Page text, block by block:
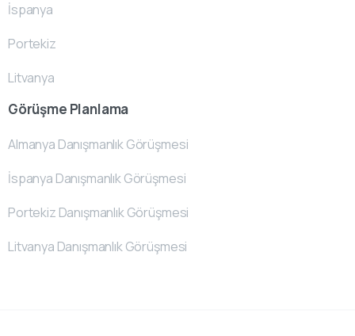
İspanya
Portekiz
Litvanya
Görüşme Planlama
Almanya Danışmanlık Görüşmesi
İspanya Danışmanlık Görüşmesi
Portekiz Danışmanlık Görüşmesi
Litvanya Danışmanlık Görüşmesi